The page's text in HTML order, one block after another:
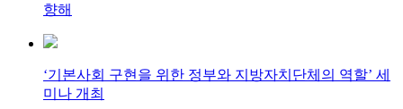
향해
‘기본사회 구현을 위한 정부와 지방자치단체의 역할’ 세
미나 개최